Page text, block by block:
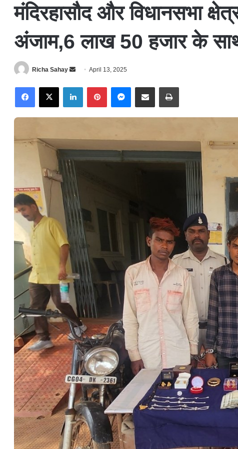
मंदिरहासौद और विधानसभा
अंजाम,6 लाख 50 हजार के साथ
Richa Sahay
d
a
i
April 13, 2025
X